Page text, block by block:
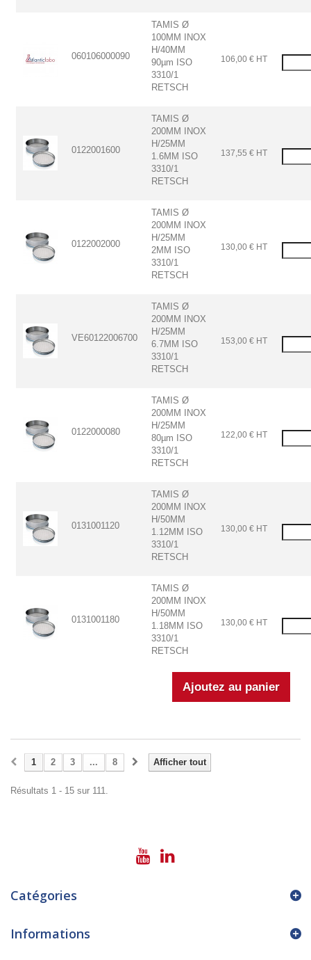
060106000090
TAMIS Ø
100MM INOX
H/40MM
90µm ISO
3310/1
RETSCH
106,00 € HT
0122001600
TAMIS Ø
200MM INOX
H/25MM
1.6MM ISO
3310/1
RETSCH
137,55 € HT
0122002000
TAMIS Ø
200MM INOX
H/25MM
2MM ISO
3310/1
RETSCH
130,00 € HT
VE60122006700
TAMIS Ø
200MM INOX
H/25MM
6.7MM ISO
3310/1
RETSCH
153,00 € HT
0122000080
TAMIS Ø
200MM INOX
H/25MM
80µm ISO
3310/1
RETSCH
122,00 € HT
0131001120
TAMIS Ø
200MM INOX
H/50MM
1.12MM ISO
3310/1
RETSCH
130,00 € HT
0131001180
TAMIS Ø
200MM INOX
H/50MM
1.18MM ISO
3310/1
RETSCH
130,00 € HT
Afficher tout
1 2 3 ... 8
Résultats 1 - 15 sur 111.
Catégories
Informations